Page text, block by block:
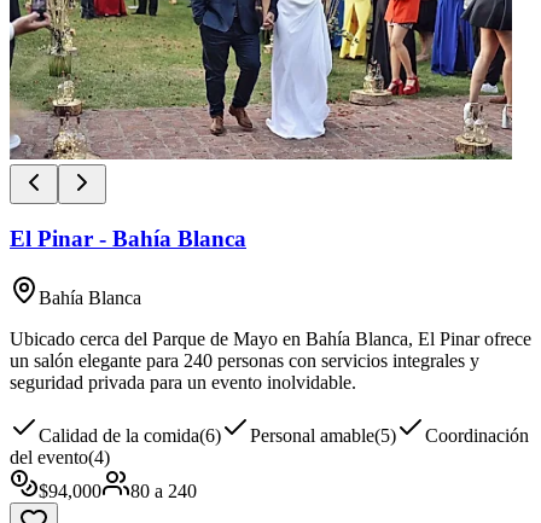
El Pinar - Bahía Blanca
Bahía Blanca
Ubicado cerca del Parque de Mayo en Bahía Blanca, El Pinar ofrece
un salón elegante para 240 personas con servicios integrales y
seguridad privada para un evento inolvidable.
Calidad de la comida(6) Personal amable(5)
Coordinación
del evento(4)
$94,000 80 a 240